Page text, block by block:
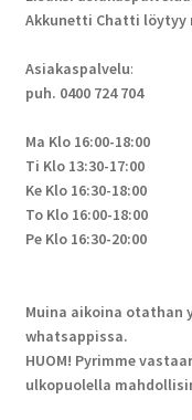
Akkunetti Chatti löytyy
Asiakaspalvelu:
puh. 0400 724 704
Ma Klo 16:00-18:00
Ti Klo 13:30-17:00
Ke Klo 16:30-18:00
To Klo 16:00-18:00
Pe Klo 16:30-20:00
Muina aikoina
whatsappissa.
HUOM! Pyrimme
ulkopuolella